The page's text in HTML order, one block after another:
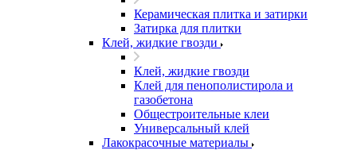
Керамическая плитка и затирки
Затирка для плитки
Клей, жидкие гвозди
Клей, жидкие гвозди
Клей для пенополистирола и
газобетона
Общестроительные клеи
Универсальный клей
Лакокрасочные материалы